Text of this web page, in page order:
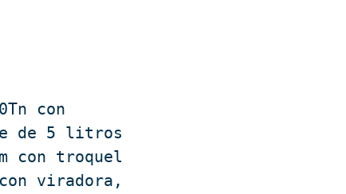
con
de 5 litros
con troquel
viradora,